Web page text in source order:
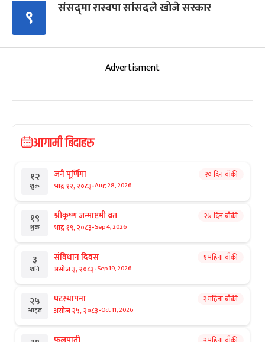
९ संसद्‍मा रास्वपा सांसदले खोजे सरकार
Advertisment
आगामी बिदाहरु
१२
शुक्र
जनै पूर्णिमा
भाद्र १२, २०८३-Aug 28, 2026
२० दिन बाँकी
१९
शुक्र
श्रीकृष्ण जन्माष्टमी व्रत
भाद्र १९, २०८३-Sep 4, 2026
२७ दिन बाँकी
३
शनि
संविधान दिवस
असोज ३, २०८३-Sep 19, 2026
१ महिना बाँकी
२५
आइत
घटस्थापना
असोज २५, २०८३-Oct 11, 2026
२ महिना बाँकी